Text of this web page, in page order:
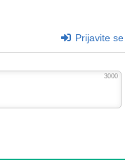
Prijavite se
3000